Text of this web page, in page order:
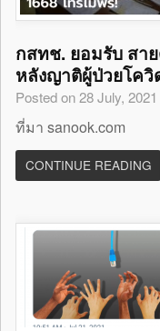
กสทช. ยอมรับ สา
หลังญาติผู้ป่วยโควิ
Posted on 28 July, 2021
ที่มา sanook.com
CONTINUE READING